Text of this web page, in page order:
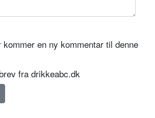
kommer en ny kommentar til denne
fra drikkeabc.dk